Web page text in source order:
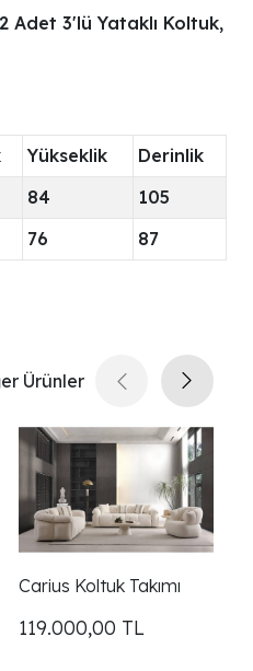
2 Adet 3'lü Yataklı Koltuk,
Yükseklik
Derinlik
84
105
76 87
Ürünler
Carius Koltuk Takımı
119.000,00 TL